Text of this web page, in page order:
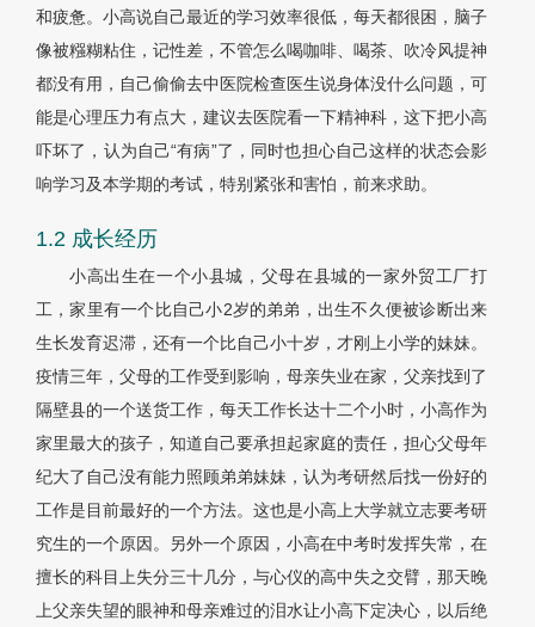
和疲惫。小高说自己最近的学习效率很低，每天都很困，脑子
像被糨糊粘住，记性差，不管怎么喝咖啡、喝茶、吹冷风提神
都没有用，自己偷偷去中医院检查医生说身体没什么问题，可
能是心理压力有点大，建议去医院看一下精神科，这下把小高
吓坏了，认为自己“有病”了，同时也担心自己这样的状态会影
响学习及本学期的考试，特别紧张和害怕，前来求助。
1.2 成长经历
小高出生在一个小县城，父母在县城的一家外贸工厂打
工，家里有一个比自己小2岁的弟弟，出生不久便被诊断出来
生长发育迟滞，还有一个比自己小十岁，才刚上小学的妹妹。
疫情三年，父母的工作受到影响，母亲失业在家，父亲找到了
隔壁县的一个送货工作，每天工作长达十二个小时，小高作为
家里最大的孩子，知道自己要承担起家庭的责任，担心父母年
纪大了自己没有能力照顾弟弟妹妹，认为考研然后找一份好的
工作是目前最好的一个方法。这也是小高上大学就立志要考研
究生的一个原因。另外一个原因，小高在中考时发挥失常，在
擅长的科目上失分三十几分，与心仪的高中失之交臂，那天晚
上父亲失望的眼神和母亲难过的泪水让小高下定决心，以后绝